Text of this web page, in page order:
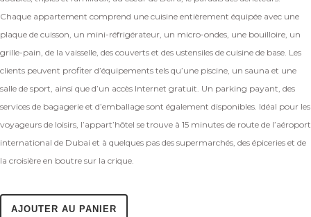
Chaque appartement comprend une cuisine entièrement équipée avec une
plaque de cuisson, un mini-réfrigérateur, un micro-ondes, une bouilloire, un
grille-pain, de la vaisselle, des couverts et des ustensiles de cuisine de base. Les
clients peuvent profiter d’équipements tels qu’une piscine, un sauna et une
salle de sport, ainsi que d’un accès Internet gratuit. Un parking payant, des
services de bagagerie et d’emballage sont également disponibles. Idéal pour les
voyageurs de loisirs, l’appart’hôtel se trouve à 15 minutes de route de l’aéroport
international de Dubai et à quelques pas des supermarchés, des épiceries et de
la croisière en boutre sur la crique.
AJOUTER AU PANIER